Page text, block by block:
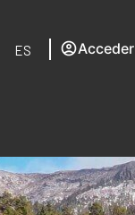
ES Acceder